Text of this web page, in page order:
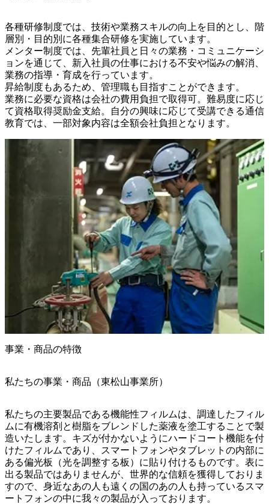
各種研修制度では、技術や業務スキルの向上を目的とし、階
層別・目的別に各種集合研修を実施しています。
メンター制度では、先輩社員と日々の業務・コミュニケーシ
ョンを通じて、新入社員の仕事における不安や悩みの解消、
業務の指導・育成を行っています。
昇給制度もあるため、管理職も目指すことができます。
業務に必要な資格は会社の費用負担で取得可。難易度に応じ
て資格取得奨励金支給。自分の興味に応じて受講できる通信
教育では、一部対象内容は全額会社負担となります。
事業・商品の特徴
私たちの事業・商品（東松山事業所）
私たちの主要製品である機能性フィルムは、調達したフィル
ムに有機溶剤と樹脂をブレンドした薬液を塗工することで製
造いたします。キズが付かないようにハードコート機能を付
けたフィルムであり、スマートフォンやタブレットの内部に
ある偏光板（光を調整する板）に貼り付けるものです。表に
出る製品ではありませんが、世界的な信頼を獲得しておりま
すので、身近なあの人も遠くの国のあの人も持っているスマ
ートフォンの中に我々の製品が入っております。